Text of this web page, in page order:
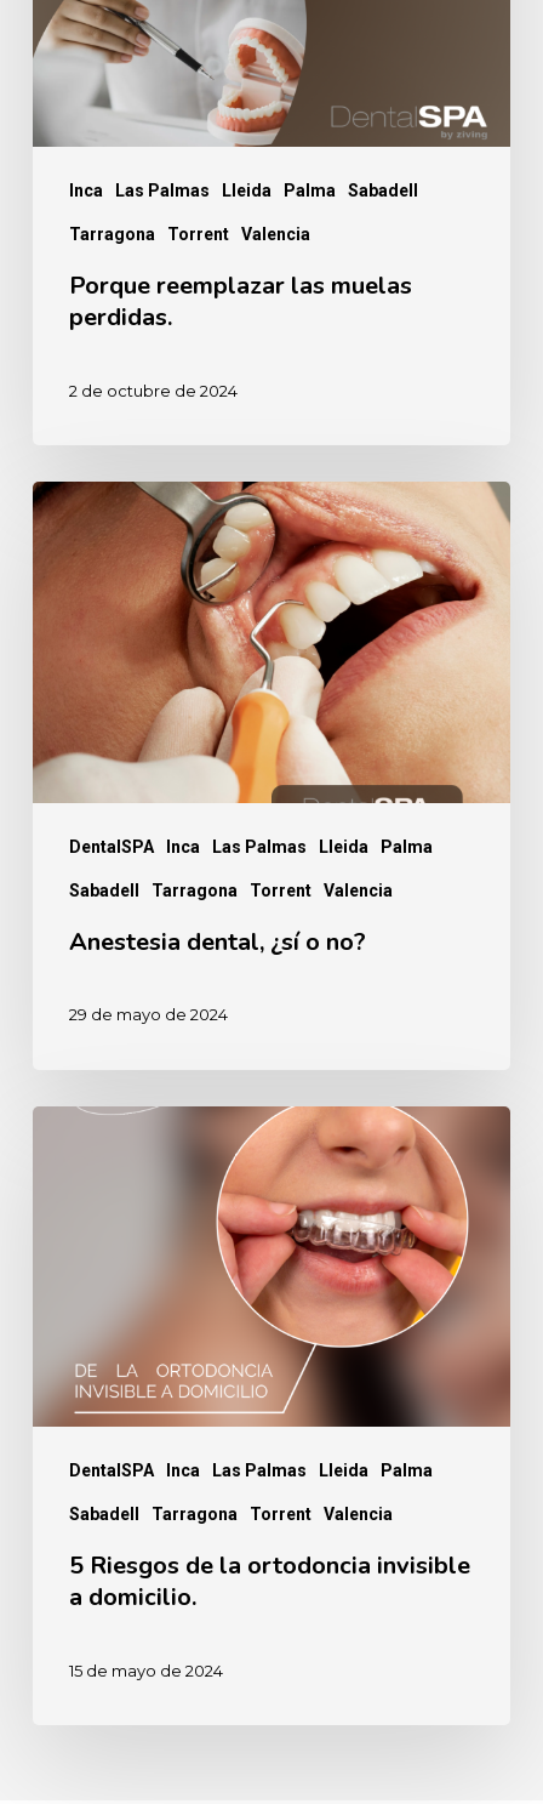
Inca Las Palmas Lleida Palma Sabadell
Tarragona Torrent Valencia
Porque reemplazar las muelas
perdidas.
2 de octubre de 2024
DentalSPA Inca Las Palmas Lleida Palma
Sabadell Tarragona Torrent Valencia
Anestesia
Anestesia dental, ¿sí o no?
29 de mayo de 2024
DentalSPA Inca Las Palmas Lleida Palma
Sabadell Tarragona Torrent Valencia
domicilio.
5 Riesgos de la ortodoncia invisible
a domicilio.
15 de mayo de 2024